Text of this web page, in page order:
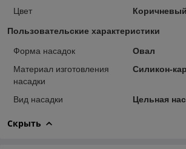
Цвет
Коричневый
Пользовательские характеристики
Форма насадок
Овал
Материал изготовления
насадки
Силикон-
Вид насадки Цельная
Скрыть